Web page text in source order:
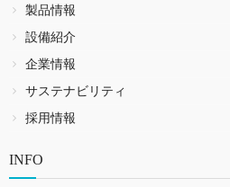
製品情報
設備紹介
企業情報
サステナビリティ
採用情報
INFO